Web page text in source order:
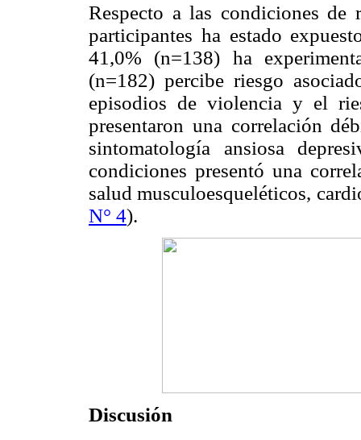
Respecto a las condiciones
participantes ha estado
41,0% (n=138) ha
(n=182) percibe riesgo
episodios de violencia y el
presentaron una correlación
sintomatología ansiosa
condiciones presentó una
salud musculoesqueléticos,
N° 4).
Discusión